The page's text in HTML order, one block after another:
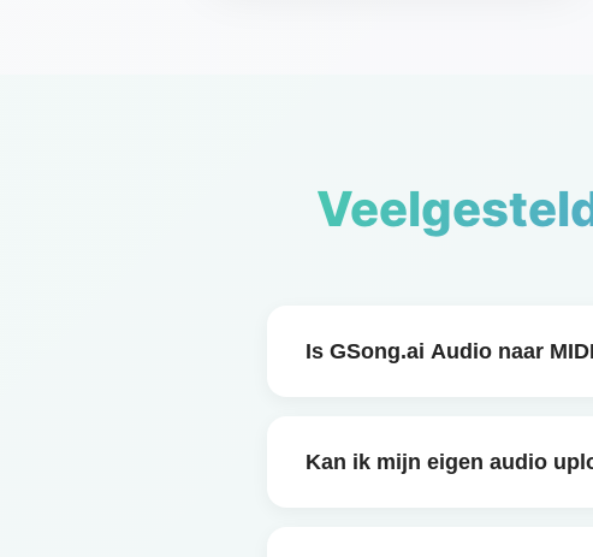
Is GSong.ai Audio naar
tot 3 keer per dag. VIP-
Kan ik mijn eigen audio